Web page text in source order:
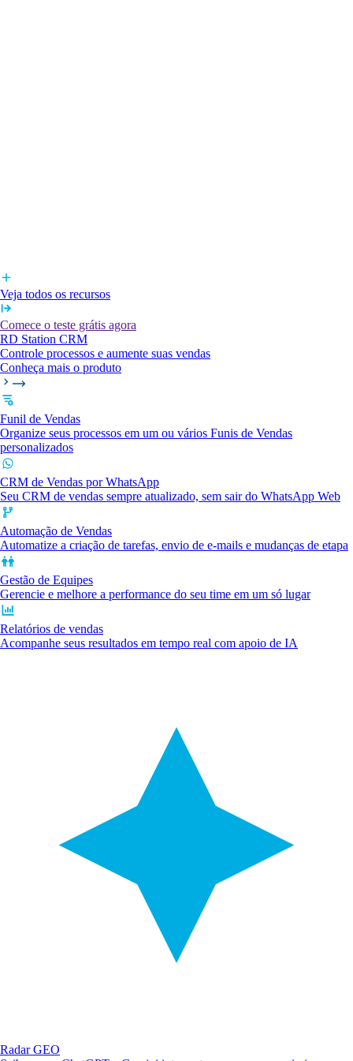
Veja todos os recursos
Comece o teste grátis agora
RD Station CRM
Controle processos e aumente suas vendas
Conheça mais o produto
Funil de Vendas
Organize seus processos em um ou vários Funis de Vendas
personalizados
CRM de Vendas por WhatsApp
Seu CRM de vendas sempre atualizado, sem sair do WhatsApp Web
Automação de Vendas
Automatize a criação de tarefas, envio de e-mails e mudanças de etapa
Gestão de Equipes
Gerencie e melhore a performance do seu time em um só lugar
Relatórios de vendas
Acompanhe seus resultados em tempo real com apoio de IA
Radar GEO